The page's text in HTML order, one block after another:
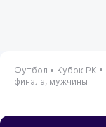
Футбол • Кубок РК •
финала, мужчины